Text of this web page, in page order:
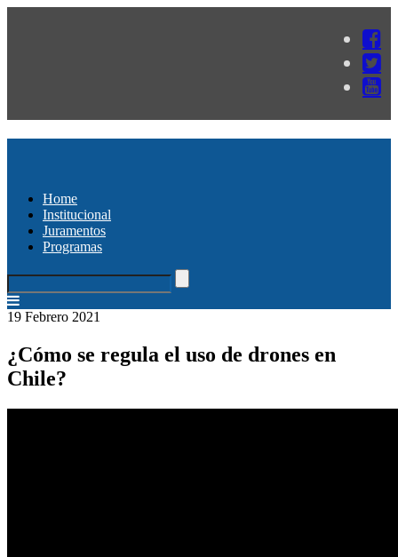
Home
Institucional
Juramentos
Programas
19 Febrero 2021
¿Cómo se regula el uso de drones en
Chile?